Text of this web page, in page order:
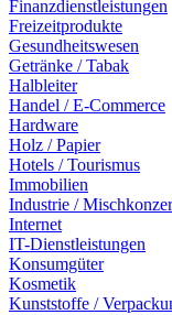
Finanzdienstleistungen
Freizeitprodukte
Gesundheitswesen
Getränke / Tabak
Halbleiter
Handel / E-Commerce
Hardware
Holz / Papier
Hotels / Tourismus
Immobilien
Industrie /
Internet
IT-Dienstleistungen
Konsumgüter
Kosmetik
Kunststoffe /